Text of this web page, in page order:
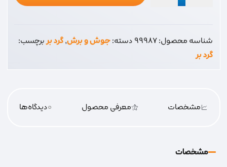
شناسه محصول:99987دسته:جوش و برش,گرد بربرچسب:
گرد بر
مشخصات معرفی محصول 0دیدگاه‌‌ها
مشخصات